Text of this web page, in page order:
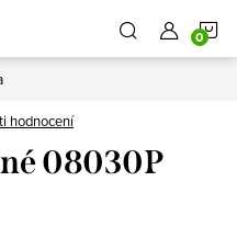
hodnocení
08030P